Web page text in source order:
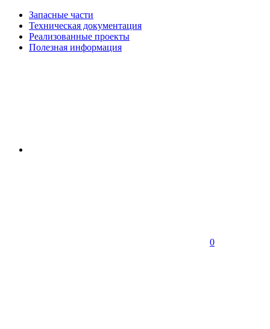
Запасные части
Техническая документация
Реализованные проекты
Полезная информация
0